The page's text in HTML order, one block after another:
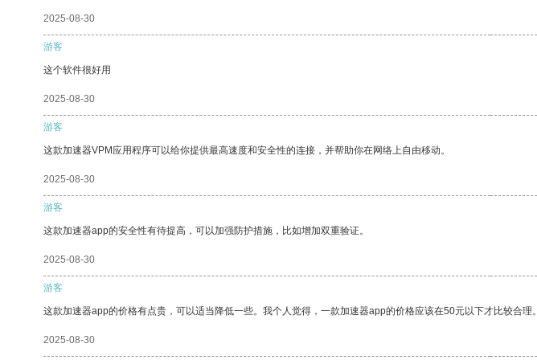
2025-08-30
游客
这个软件很好用
2025-08-30
游客
这款加速器VPM应用程序可以给你提供最高速度和安全性的连接，并帮助你在网络上自由移动。
2025-08-30
游客
这款加速器app的安全性有待提高，可以加强防护措施，比如增加双重验证。
2025-08-30
游客
这款加速器app的价格有点贵，可以适当降低一些。我个人觉得，一款加速器app的价格应该在50元以下才比较合理。
2025-08-30